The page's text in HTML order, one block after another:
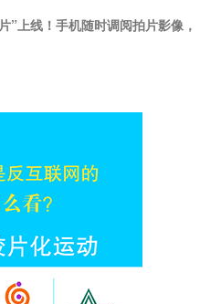
”上线！手机随时调阅拍片影像，